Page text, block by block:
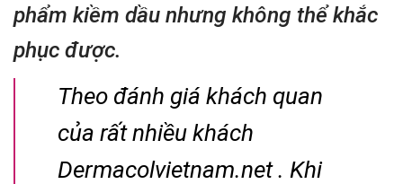
phẩm kiềm dầu nhưng không thể khắc
phục được.
Theo đánh giá khách quan
của rất nhiều khách
Dermacolvietnam.net . Khi